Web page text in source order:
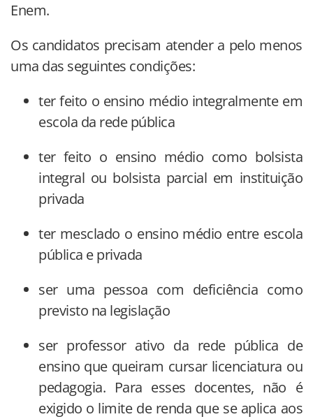
Enem.
Os candidatos precisam atender a pelo menos
uma das seguintes condições:
ter feito o ensino médio integralmente em
escola da rede pública
ter feito o ensino médio como bolsista
integral ou bolsista parcial em instituição
privada
ter mesclado o ensino médio entre escola
pública e privada
ser uma pessoa com deficiência como
previsto na legislação
ser professor ativo da rede pública de
ensino que queiram cursar licenciatura ou
pedagogia. Para esses docentes, não é
exigido o limite de renda que se aplica aos